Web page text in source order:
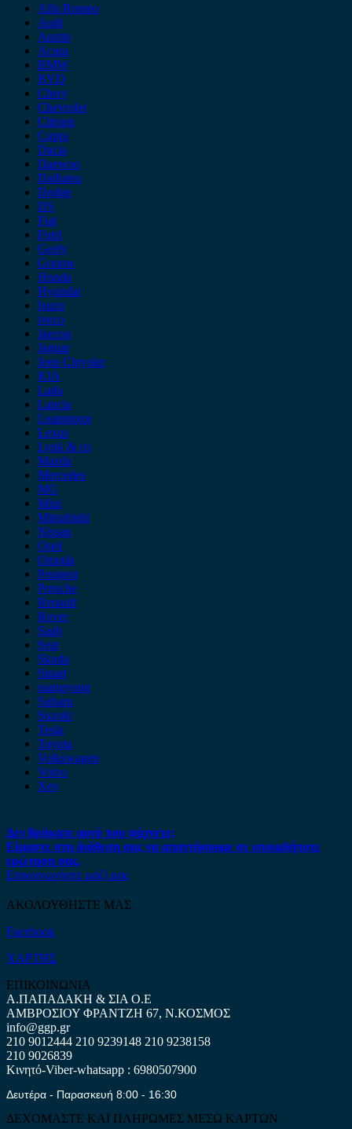
Alfa Romeo
Audi
Austin
Acura
BMW
BYD
Chery
Chevrolet
Citroen
Cupra
Dacia
Daewoo
Daihatsu
Dodge
DS
Fiat
Ford
Geely
Gonow
Honda
Hyundai
Isuzu
iveco
Jaecoo
Jaguar
Jeep Chrysler
KIA
Lada
Lancia
Leapmotor
Lexus
Lynk & co
Mazda
Mercedes
MG
Mini
Mitsubishi
Nissan
Opel
Omoda
Peugeot
Porsche
Renault
Rover
Saab
Seat
Skoda
Smart
ssangyong
Subaru
Suzuki
Tesla
Toyota
Volkswagen
Volvo
Xev
Δεν βρήκατε αυτό που ψάχνετε;
Είμαστε στη διάθεση σας να απαντήσουμε σε οποιαδήποτε
ερώτηση σας.
Επικοινωνήστε μαζί μας
ΑΚΟΛΟΥΘΗΣΤΕ ΜΑΣ
Facebook
ΧΑΡΤΗΣ
ΕΠΙΚΟΙΝΩΝΙΑ
Α.ΠΑΠΑΔΑΚΗ & ΣΙΑ Ο.Ε
ΑΜΒΡΟΣΙΟΥ ΦΡΑΝΤΖΗ 67, Ν.ΚΟΣΜΟΣ
info@ggp.gr
210 9012444 210 9239148 210 9238158
210 9026839
Κινητό-Viber-whatsapp : 6980507900
Δευτέρα - Παρασκευή 8:00 - 16:30
ΔΕΧΟΜΑΣΤΕ ΚΑΙ ΠΛΗΡΩΜΕΣ ΜΕΣΩ ΚΑΡΤΩΝ